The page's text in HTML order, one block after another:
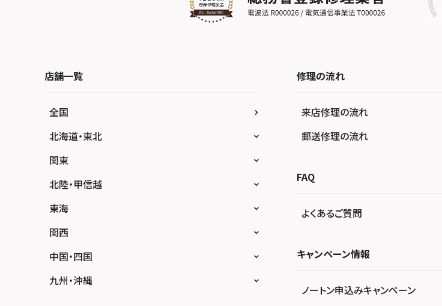
店舗一覧
全国
北海道・東北
スマホスピタル大丸札幌
関東
スマホスピタル宇都宮
スマホスピタル 高崎
スマホスピタル鴻巣
スマホスピタル テルル三芳
スマホスピタル 熊谷
北陸・甲信越
スマホスピタルアル・プラザ小松
スマホスピタル 北陸総合修理センター
スマホスピタル 長野
東海
スマホスピタル岐阜
スマホスピタル 浜松
スマホスピタル静岡パルコ
関西
スマホスピタル 大阪梅田
スマホスピタル by デジホ 梅田地下（うめち
中国・四国
スマホスピタル 松江
九州・沖縄
修理の流れ
来店修理の流れ
郵送修理の流れ
FAQ
よくあるご質問
キャンペーン情報
ノートン申込みキャンペーン